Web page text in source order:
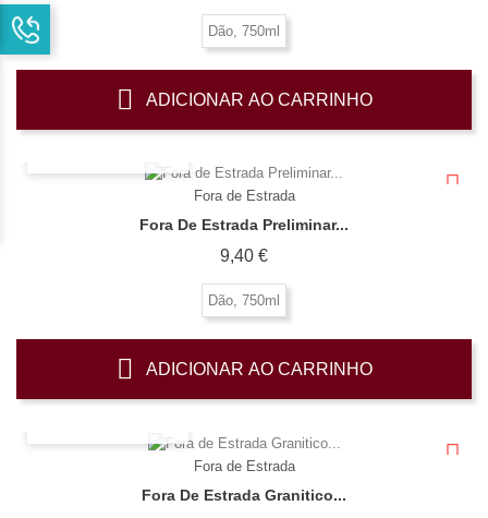
Dão, 750ml
ADICIONAR AO CARRINHO
Fora de Estrada
Fora De Estrada Preliminar...
9,40 €Preço
Dão, 750ml
ADICIONAR AO CARRINHO
Fora de Estrada
Fora De Estrada Granitico...